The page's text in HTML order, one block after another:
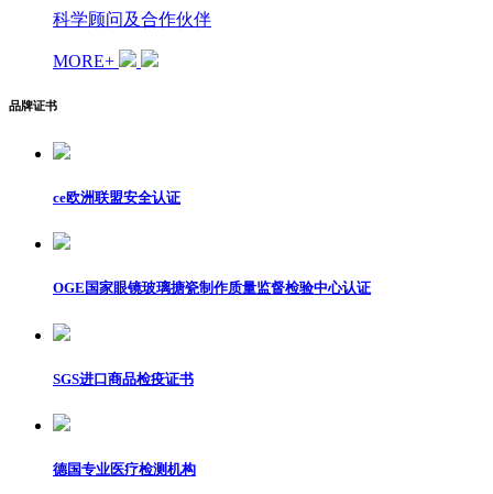
科学顾问及合作伙伴
MORE+
品牌证书
ce欧洲联盟安全认证
OGE国家眼镜玻璃搪瓷制作质量监督检验中心认证
SGS进口商品检疫证书
德国专业医疗检测机构